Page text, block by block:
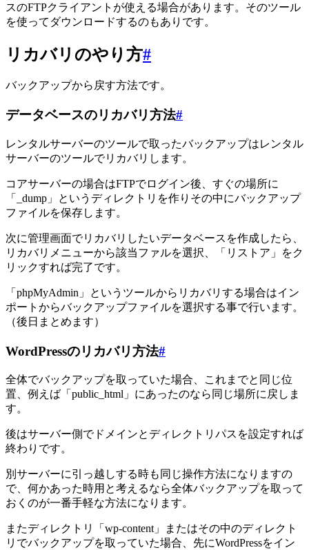
スのFTPクライアントが使える場合があります。そのツール
を使ってダウンロードするのもありです。
リカバリのやり方#
バックアップから戻す方法です。
データベースのリカバリ方法#
レンタルサーバーのツールで取ったバックアップはレンタル
サーバーのツールでリカバリします。
コアサーバーの場合はFTPでログイン後、すぐの場所に
「_dump」というディレクトリを作りその中にバックアップ
ファイルを保存します。
次に管理画面でリカバリしたいデータベースを作成したら、
リカバリメニューから該当ファルを選択、「リストア」をク
リックすれば完了です。
「phpMyAdmin」というツールからリカバリする場合はイン
ポートからバックアップファイルを選択する事で行います。
（後日まとめます）
WordPressのリカバリ方法#
全体でバックアップを取っていた場合、これまでと同じ位
置、例えば「public_html」にあったのなら同じ場所に戻しま
す。
後はサーバー側でドメインとディレクトリパスを設定すれば
終わりです。
別サーバーに引っ越しする時も同じ操作方法になりますの
で、何かあった時用と考えるなら全体バックアップを取って
おくのが一番手軽な方法になります。
またディレクトリ「wp-content」またはその中のディレクト
リでバックアップを取っていた場合、先にWordPressをイン